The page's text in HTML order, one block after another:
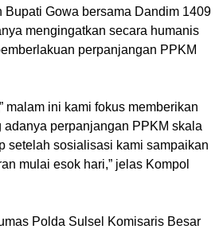
Gowa bersama Dandim 1409
mengingatkan secara humanis
perpanjangan PPKM
malam ini kami fokus memberikan
perpanjangan PPKM skala
setelah sosialisasi kami sampaikan
mulai esok hari,” jelas Kompol
Polda Sulsel Komisaris Besar